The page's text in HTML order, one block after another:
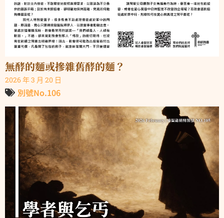
無酵的麵或摻雜舊酵的麵？
2026 年 3 月 20 日
別號No.106